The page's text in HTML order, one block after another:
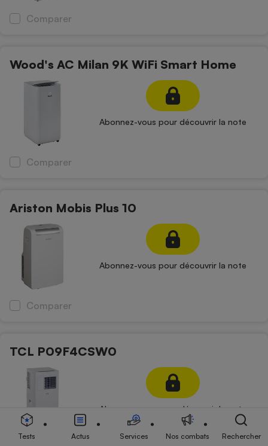
Comparer
Wood's AC Milan 9K WiFi Smart Home
Abonnez-vous pour découvrir la note
Comparer
Ariston Mobis Plus 10
Abonnez-vous pour découvrir la note
Comparer
TCL P09F4CSW0
Abonnez-vous pour découvrir la note
Tests Actus Services Nos combats Rechercher